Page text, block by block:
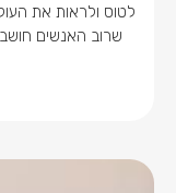
לטוס ולראות את
שרוב האנשים